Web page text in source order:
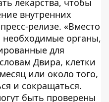
лекарства, чтобы
внутренних
релизе. «Вместо
необходимые органы,
для
Двира, клетки
или около того,
и сокращаться.
быть проверены